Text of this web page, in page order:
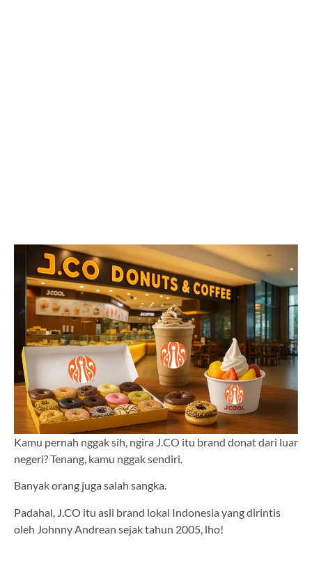
Kamu pernah nggak sih, ngira J.CO itu brand donat dari luar
negeri? Tenang, kamu nggak sendiri.
Banyak orang juga salah sangka.
Padahal, J.CO itu asli brand lokal Indonesia yang dirintis
oleh Johnny Andrean sejak tahun 2005, lho!